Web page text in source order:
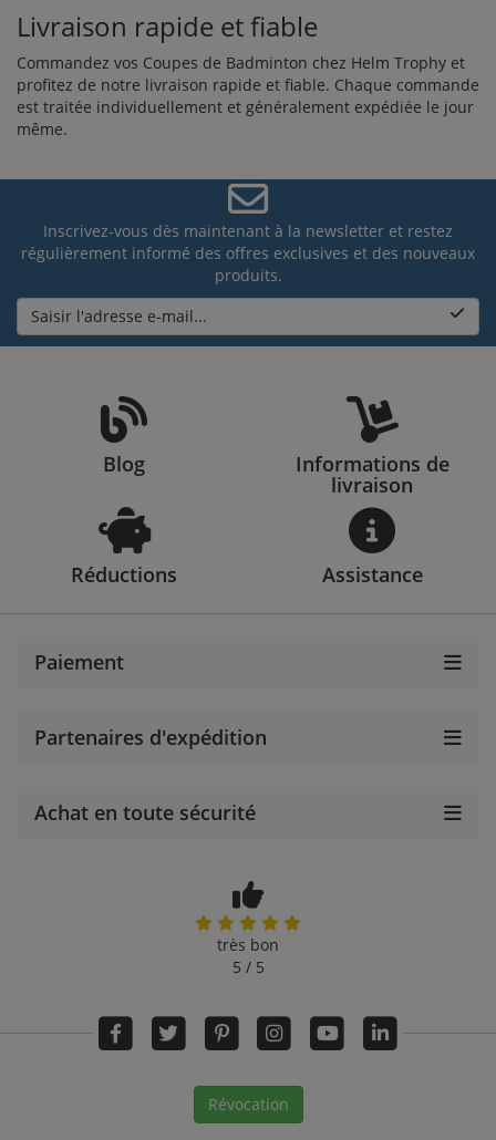
Livraison rapide et fiable
Commandez vos Coupes de Badminton chez Helm Trophy et
profitez de notre livraison rapide et fiable. Chaque commande
est traitée individuellement et généralement expédiée le jour
même.
Inscrivez-vous dès maintenant à la newsletter et restez
régulièrement informé des offres exclusives et des nouveaux
produits.
Saisir l'adresse e-mail...
Blog Informations de
livraison
Réductions Assistance
Paiement
Partenaires d'expédition
Achat en toute sécurité
très bon
5 / 5
Révocation